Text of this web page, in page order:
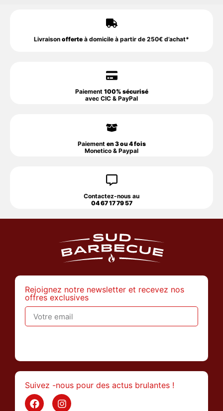
Livraison offerte à domicile à partir de 250€ d’achat*
Paiement 100% sécurisé
avec CIC & PayPal
Paiement en 3 ou 4 fois
Monetico & Paypal
Contactez-nous au
04 67 17 79 57
Rejoignez notre newsletter et recevez nos
offres exclusives
Suivez -nous pour des actus brulantes !